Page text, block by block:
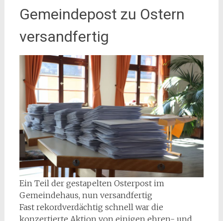
Gemeindepost zu Ostern
versandfertig
Ein Teil der gestapelten Osterpost im
Gemeindehaus, nun versandfertig
Fast rekordverdächtig schnell war die